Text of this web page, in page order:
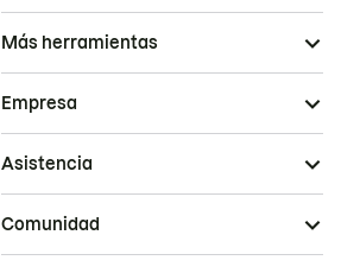
Más herramientas
Empresa
Asistencia
Comunidad